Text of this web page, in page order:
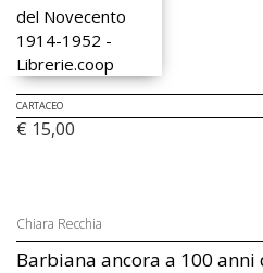
CARTACEO
€ 15,00
Chiara Recchia
Barbiana ancora a 100 anni